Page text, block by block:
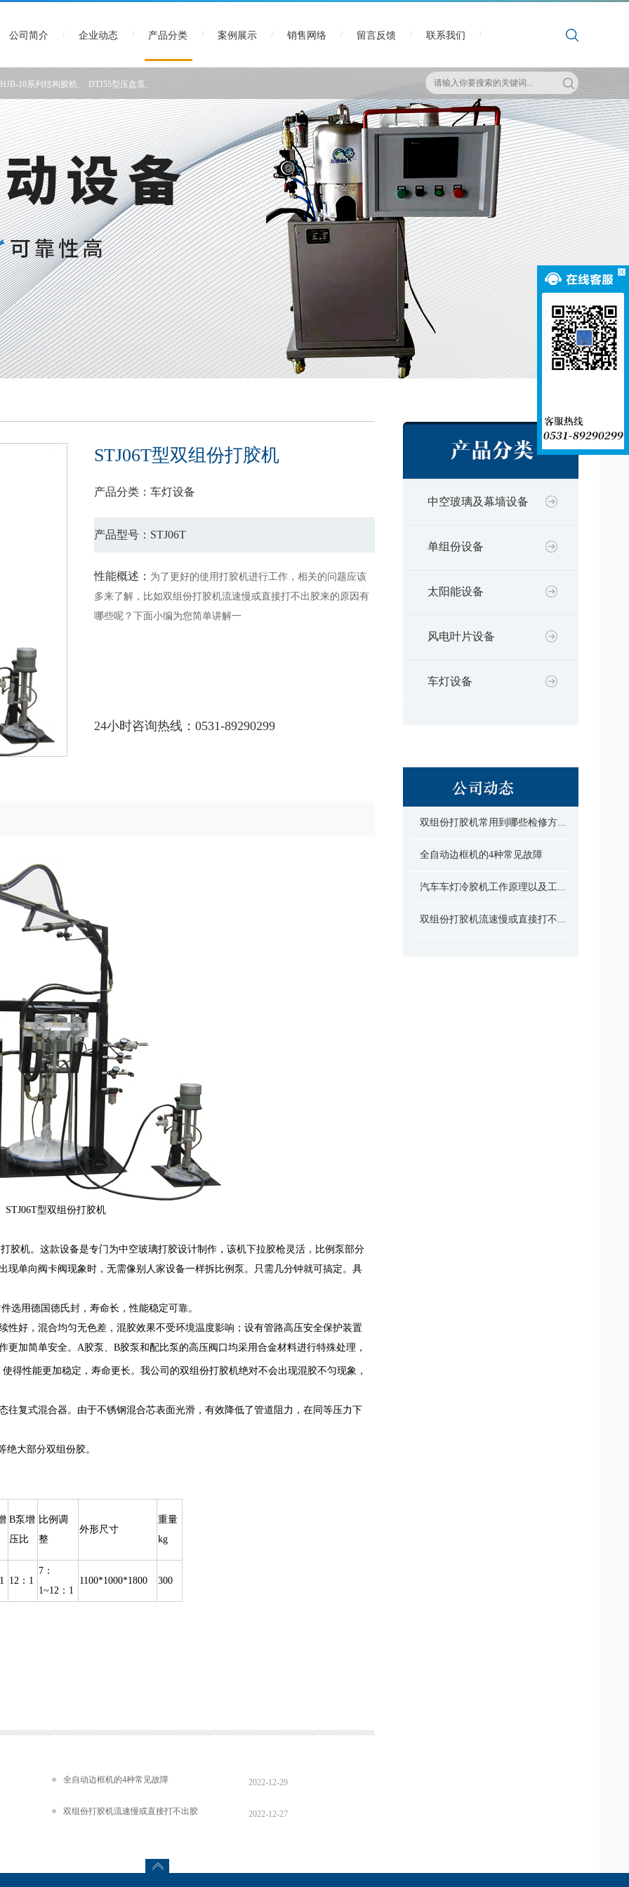
公司简介 / 企业动态 / 产品分类 / 案例展示 / 销售网络 / 留言反馈 / 联系我们 /
18系列结构胶机、 DTJ55型压盘泵 、
中空玻璃及幕墙设备
单组份设备
太阳能设备
风电叶片设备
车灯设备
双组份打胶机常用到哪些检修方...
全自动边框机的4种常见故障
汽车车灯冷胶机工作原理以及工...
双组份打胶机流速慢或直接打不...
STJ06T型双组份打胶机
产品分类：车灯设备
产品型号：STJ06T
性能概述： 为了更好的使用打胶机进行工作，相关的问题应该
多来了解，比如双组份打胶机流速慢或直接打不出胶来的原因有
哪些呢？下面小编为您简单讲解一
24小时咨询热线：0531-89290299
STJ06T型双组份打胶机
胶机。这款设备是专门为中空玻璃打胶设计制作， 该机下拉胶枪灵活，比例泵部分
单向阀卡阀现象时，无需像别人家设备一样拆比例泵。只需几分钟就可搞定。 具
选用德国德氏封，寿命长，性能稳定可靠。
性好，混合均匀无色差，混胶效果不受环境温度影响；设有管路高压安全保护装置
加简单安全。A胶泵、B胶泵和配比泵的高压阀口均采用合金材料进行特殊处理，
得性能更加稳定，寿命更长。 我公司的双组份打胶机绝对不会出现混胶不匀现象，
往复式混合器。由于不锈钢混合芯表面光滑，有效降低了管道阻力，在同等压力下
大部分双组份胶。
B泵增
压比
比例调
整
外形尺寸
重量
kg
12：1
7：
1~12：1
1100*1000*1800 300
全自动边框机的4种常见故障 2022-12-29
双组份打胶机流速慢或直接打不出胶
2022-12-27